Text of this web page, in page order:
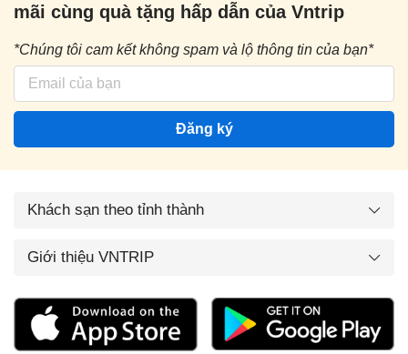
mãi cùng quà tặng hấp dẫn của Vntrip
*Chúng tôi cam kết không spam và lộ thông tin của bạn*
Đăng ký
Khách sạn theo tỉnh thành
Giới thiệu VNTRIP